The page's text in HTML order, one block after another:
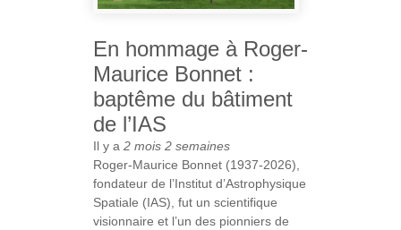
En hommage à Roger-
Maurice Bonnet :
baptême du bâtiment
de l’IAS
Il y a 2 mois 2 semaines
Roger-Maurice Bonnet (1937-2026),
fondateur de l’Institut d’Astrophysique
Spatiale (IAS), fut un scientifique
visionnaire et l’un des pionniers de